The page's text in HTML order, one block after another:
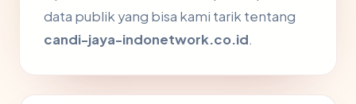
data publik yang bisa kami tarik tentang
candi-jaya-indonetwork.co.id.